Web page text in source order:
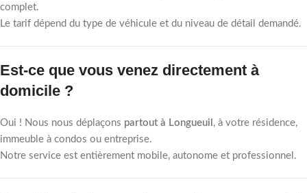
complet.
Le tarif dépend du type de véhicule et du niveau de détail demandé.
Est-ce que vous venez directement à
domicile ?
Oui ! Nous nous déplaçons partout à Longueuil , à votre résidence,
immeuble à condos ou entreprise.
Notre service est entièrement mobile, autonome et professionnel.